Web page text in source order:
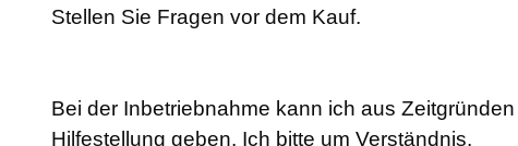
Stellen Sie Fragen vor dem Kauf.
Bei der Inbetriebnahme kann ich aus
Hilfestellung geben. Ich bitte um Verständnis.